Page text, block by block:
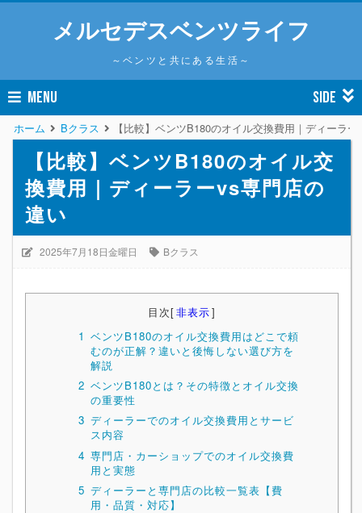
メルセデスベンツライフ
～ベンツと共にある生活～
MENU SIDE
ホーム Bクラス 【比較】ベンツB180のオイル交換費用｜ディーラ
【比較】ベンツB180のオイル交
換費用｜ディーラーvs専門店の
違い
2025年7月18日金曜日 Bクラス
目次[非表示]
1 ベンツB180のオイル交換費用はどこで頼
むのが正解？違いと後悔しない選び方を
解説
2 ベンツB180とは？その特徴とオイル交換
の重要性
3 ディーラーでのオイル交換費用とサービ
ス内容
4 専門店・カーショップでのオイル交換費
用と実態
5 ディーラーと専門店の比較一覧表【費
用・品質・対応】